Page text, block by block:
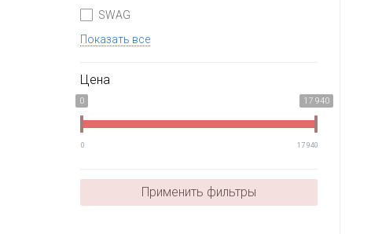
SWAG
Показать все
Цена
0 17 940
0 17 940
Применить фильтры